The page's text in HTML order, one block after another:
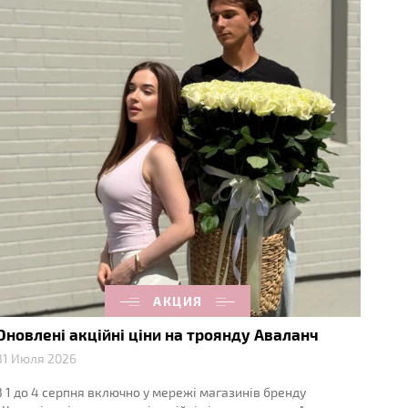
АКЦИЯ
акційні ціни на троянду Аваланч
Июля 2026
1 до 4 серпня включно у мережі магазинів бренду